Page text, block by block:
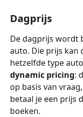
Dagprijs
De dagprijs wordt
auto. Die prijs kan
hetzelfde type
dynamic pricing:
op basis van
betaal je een prijs
boeken.